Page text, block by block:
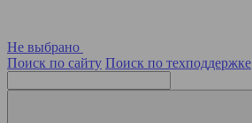
Не выбрано
Поиск по сайту Поиск по техподдержке